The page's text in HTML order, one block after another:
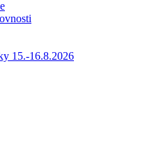
15.-16.8.2026